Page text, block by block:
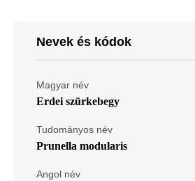
Nevek és kódok
Magyar név
Erdei szürkebegy
Tudományos név
Prunella modularis
Angol név